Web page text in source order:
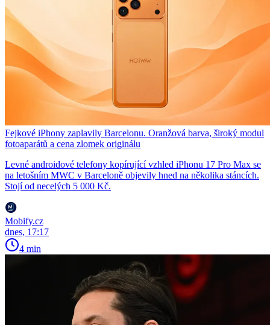
Fejkové iPhony zaplavily Barcelonu. Oranžová barva, široký modul
fotoaparátů a cena zlomek originálu
Levné androidové telefony kopírující vzhled iPhonu 17 Pro Max se
na letošním MWC v Barceloně objevily hned na několika stáncích.
Stojí od necelých 5 000 Kč.
Mobify.cz
dnes, 17:17
4 min